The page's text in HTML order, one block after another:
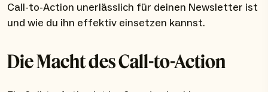
Call-to-Action unerlässlich für deinen Newsletter ist
und wie du ihn effektiv einsetzen kannst.
Die Macht des Call-to-Action